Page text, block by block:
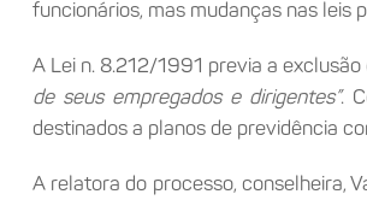
funcionários, mas mudanças nas leis
A Lei n. 8.212/1991 previa a
de seus empregados e dirigentes”.
destinados a planos de previdência
A relatora do processo, conselheira,